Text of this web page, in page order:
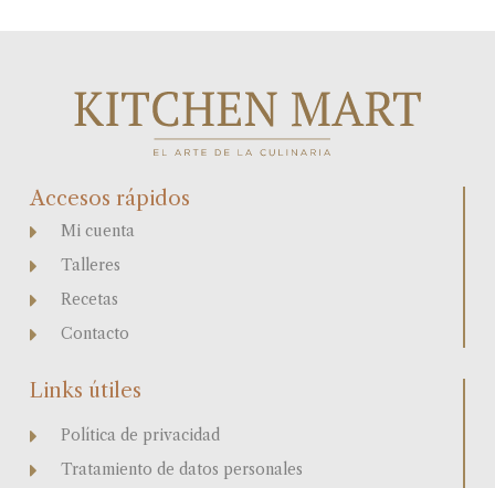
Accesos rápidos
Mi cuenta
Talleres
Recetas
Contacto
Links útiles
Política de privacidad
Tratamiento de datos personales